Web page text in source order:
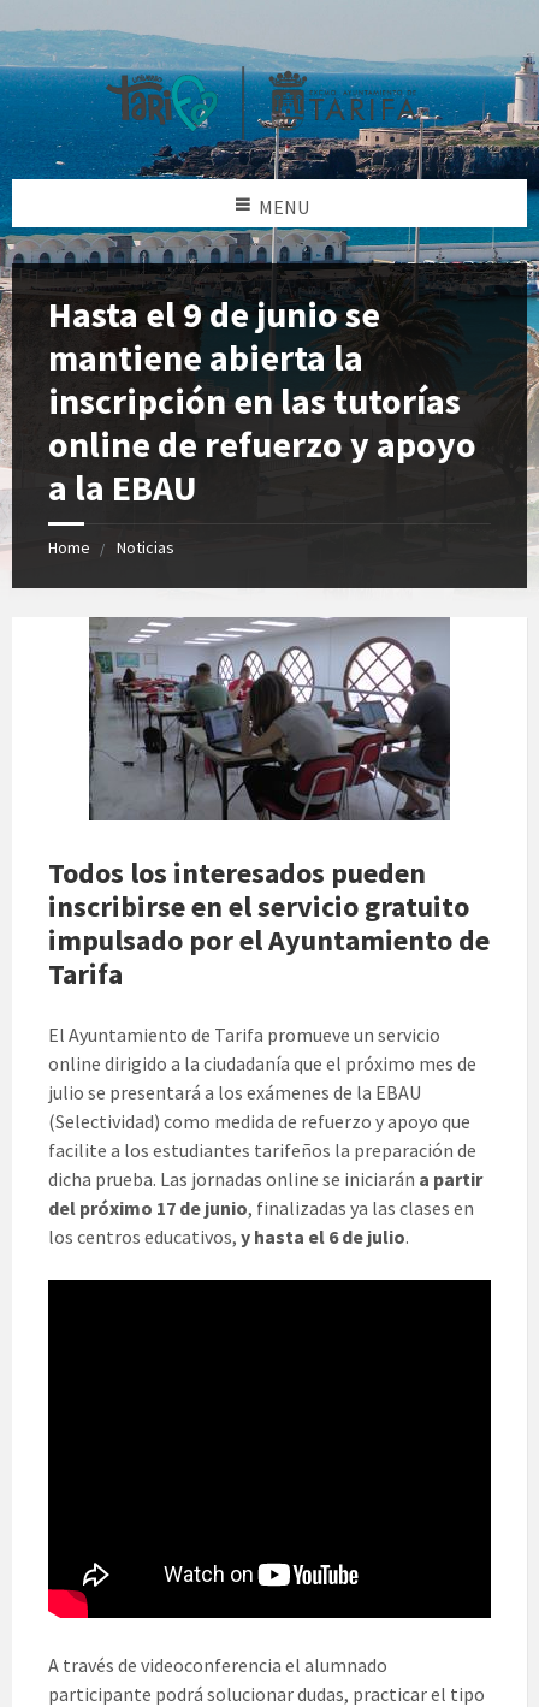
MENU
Hasta el 9 de junio se
mantiene abierta la
inscripción en las tutorías
online de refuerzo y apoyo
a la EBAU
Home Noticias
Todos los interesados pueden
inscribirse en el servicio gratuito
impulsado por el Ayuntamiento de
Tarifa
El Ayuntamiento de Tarifa promueve un servicio
online dirigido a la ciudadanía que el próximo mes de
julio se presentará a los exámenes de la EBAU
(Selectividad) como medida de refuerzo y apoyo que
facilite a los estudiantes tarifeños la preparación de
dicha prueba. Las jornadas online se iniciarán a partir
del próximo 17 de junio, finalizadas ya las clases en
los centros educativos, y hasta el 6 de julio.
A través de videoconferencia el alumnado
participante podrá solucionar dudas, practicar el tipo